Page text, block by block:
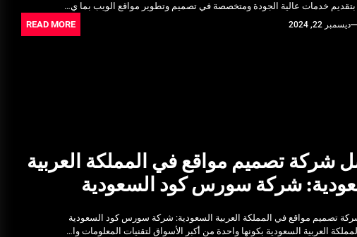
بتقديم خدمات عالية الجودة ومتخصصة في تصميم وتطوير مواقع الويب بما ي…
ديسمبر 22, 2024 READ MORE
شركة تصميم مواقع في المملكة العربية
شركة سورس كود السعودية
تصميم مواقع في المملكة العربية السعودية: شركة سورس كود السعودية
العربية السعودية بكونها واحدة من أكبر الأسواق لتقنيات المعلومات وا…